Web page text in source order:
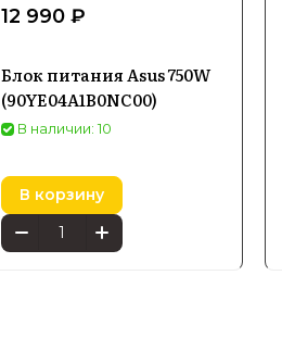
12 990 ₽
Блок питания Asus 750W
(90YE04A1B0NC00)
В наличии: 10
В корзину